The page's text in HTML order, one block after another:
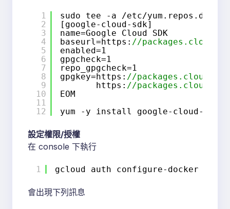
1
2
3
4
5
6
7
8
9
10
11
12
sudo tee -a /etc/yum.repos.d/
[google-cloud-sdk]
name=Google Cloud SDK
baseurl=https: //
enabled=1
gpgcheck=1
repo_gpgcheck=1
gpgkey=https: //
https: //
EOM
yum -y install google-cloud-sdk
設定權限/授權
在 console 下執行
1 gcloud auth configure-docker
會出現下列訊息